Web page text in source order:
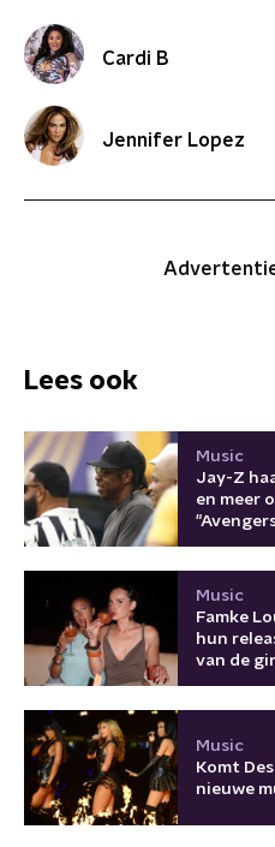
Cardi B
Jennifer Lopez
Lees ook
Music
Jay-Z
en meer
Music
Famke
hun
van de
Music
Komt
nieuwe